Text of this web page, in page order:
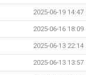
2025-06-19 14:47
2025-06-16 18:09
2025-06-13 22:14
2025-06-13 13:57